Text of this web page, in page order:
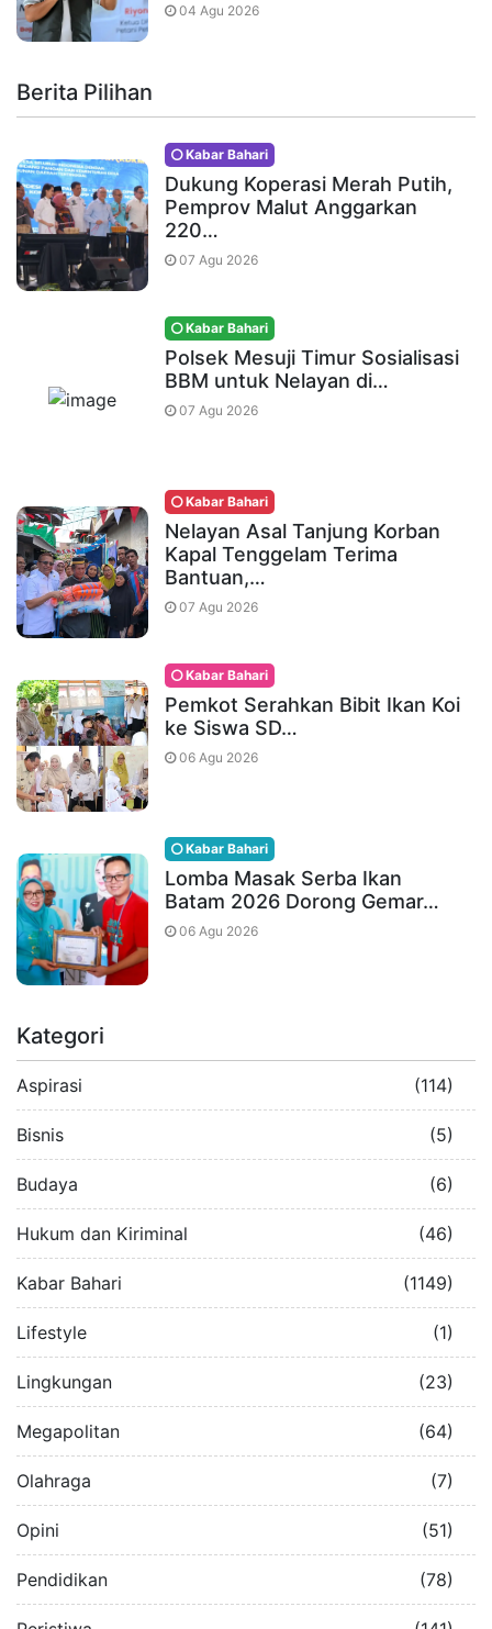
04 Agu 2026
Berita Pilihan
Kabar Bahari
Dukung Koperasi Merah Putih,
Pemprov Malut Anggarkan
220…
07 Agu 2026
Kabar Bahari
Polsek Mesuji Timur Sosialisasi
BBM untuk Nelayan di…
07 Agu 2026
Kabar Bahari
Nelayan Asal Tanjung Korban
Kapal Tenggelam Terima
Bantuan,…
07 Agu 2026
Kabar Bahari
Pemkot Serahkan Bibit Ikan Koi
ke Siswa SD…
06 Agu 2026
Kabar Bahari
Lomba Masak Serba Ikan
Batam 2026 Dorong Gemar…
06 Agu 2026
Kategori
Aspirasi (114)
Bisnis (5)
Budaya (6)
Hukum dan Kiriminal (46)
Kabar Bahari (1149)
Lifestyle (1)
Lingkungan (23)
Megapolitan (64)
Olahraga (7)
Opini (51)
Pendidikan (78)